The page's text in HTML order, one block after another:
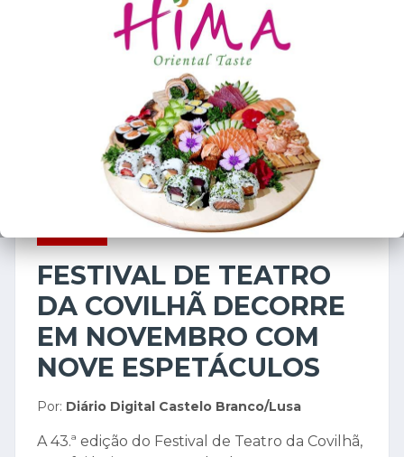
31 de outubro de 2025
FESTIVAL DE TEATRO
DA COVILHÃ DECORRE
EM NOVEMBRO COM
NOVE ESPETÁCULOS
Por: Diário Digital Castelo Branco/Lusa
A 43.ª edição do Festival de Teatro da Covilhã,